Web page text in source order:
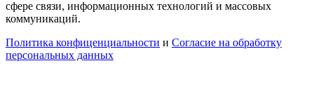
сфере связи, информационных технологий и массовых
коммуникаций.
Политика конфиценциальности и Согласие на обработку
персональных данных